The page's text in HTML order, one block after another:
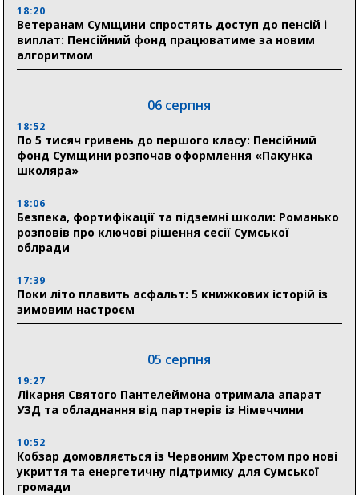
18:20
Ветеранам Сумщини спростять доступ до пенсій і
виплат: Пенсійний фонд працюватиме за новим
алгоритмом
06 серпня
18:52
По 5 тисяч гривень до першого класу: Пенсійний
фонд Сумщини розпочав оформлення «Пакунка
школяра»
18:06
Безпека, фортифікації та підземні школи: Романько
розповів про ключові рішення сесії Сумської
облради
17:39
Поки літо плавить асфальт: 5 книжкових історій із
зимовим настроєм
05 серпня
19:27
Лікарня Святого Пантелеймона отримала апарат
УЗД та обладнання від партнерів із Німеччини
10:52
Кобзар домовляється із Червоним Хрестом про нові
укриття та енергетичну підтримку для Сумської
громади